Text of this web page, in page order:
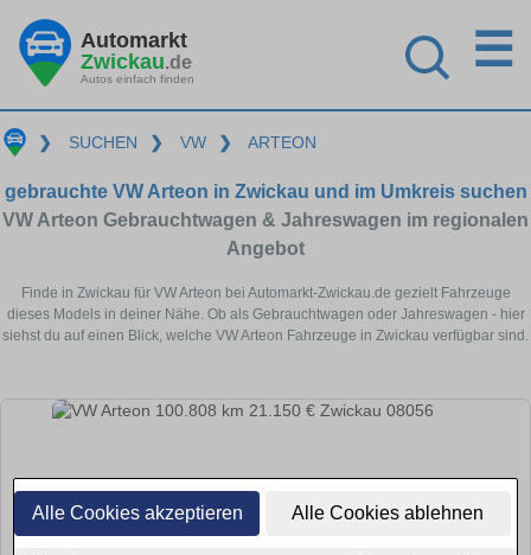
Alle Cookies akzeptieren Alle Cookies ablehnen
Automarkt
Zwickau.de
Autos einfach finden
☰
❯ SUCHEN ❯ VW ❯ ARTEON
gebrauchte VW Arteon in Zwickau und im Umkreis suchen
VW Arteon Gebrauchtwagen & Jahreswagen im regionalen
Angebot
Finde in Zwickau für VW Arteon bei Automarkt-Zwickau.de gezielt Fahrzeuge
dieses Models in deiner Nähe. Ob als Gebrauchtwagen oder Jahreswagen - hier
siehst du auf einen Blick, welche VW Arteon Fahrzeuge in Zwickau verfügbar sind.